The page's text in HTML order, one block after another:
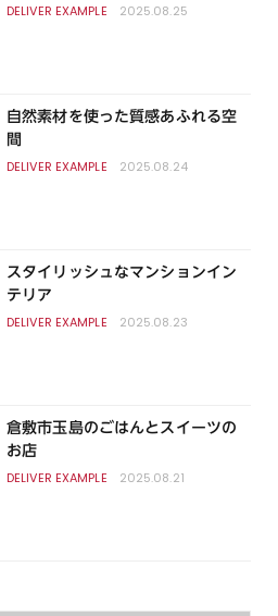
2025.08.25
自然素材を使った質感あふれる空
間
2025.08.24
スタイリッシュなマンションイン
テリア
2025.08.23
倉敷市玉島のごはんとスイーツの
お店
2025.08.21